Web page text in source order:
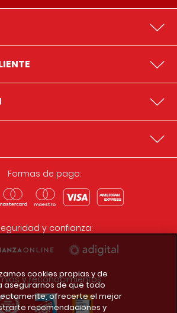
Formas de pago:
y confianza:
y reconocimientos:
cookies propias y de
asegurarnos de que todo
ofrecerte el mejor
recomendaciones y